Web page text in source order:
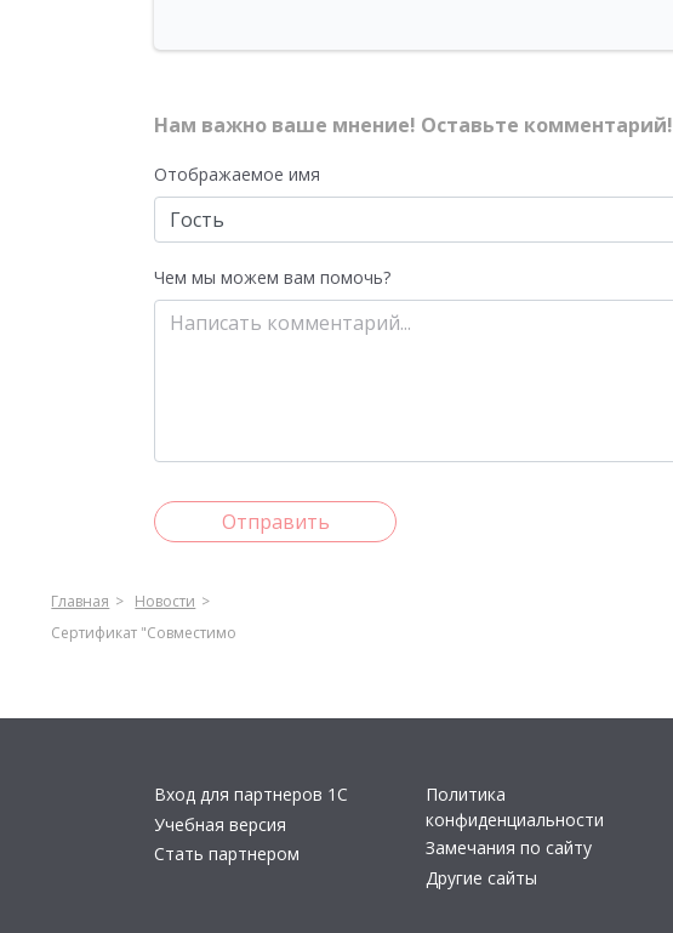
Нам важно ваше мнение! Оставьте комментарий!
Отображаемое имя
Чем мы можем вам помочь?
Отправить
Главная
Новости
Сертификат "Совместимо
Вход для партнеров 1С
Учебная версия
Стать партнером
Политика
конфиденциальности
Замечания по сайту
Другие сайты